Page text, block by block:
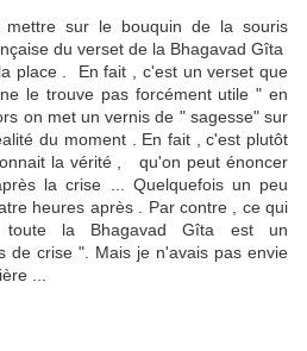
sur le bouquin de la souris
du verset de la Bhagavad Gîta
place . En fait , c'est un verset que
le trouve pas forcément utile " en
on met un vernis de " sagesse" sur
du moment . En fait , c'est plutôt
la vérité , qu'on peut énoncer
la crise ... Quelquefois un peu
heures après . Par contre , ce qui
la Bhagavad Gîta est un
de crise ". Mais je n'avais pas envie
...